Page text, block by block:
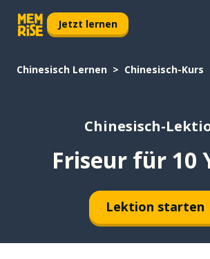
Jetzt lernen
Chinesisch Lernen Chinesisch-Kurs
Chinesisch-
Friseur für 10
Lektion starten